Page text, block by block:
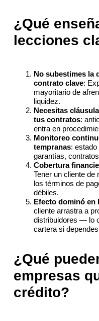
¿Qué
lecciones
No subestimes la
contrato clave:
mayoritario de
liquidez.
Necesitas
tus contratos:
entra en
Monitoreo
tempranas: estado
garantías,
Cobertura
Tener un cliente de
los términos de
débiles.
Efecto dominó en
cliente arrastra a
distribuidores — lo
cartera si
¿Qué
empresas
crédito?